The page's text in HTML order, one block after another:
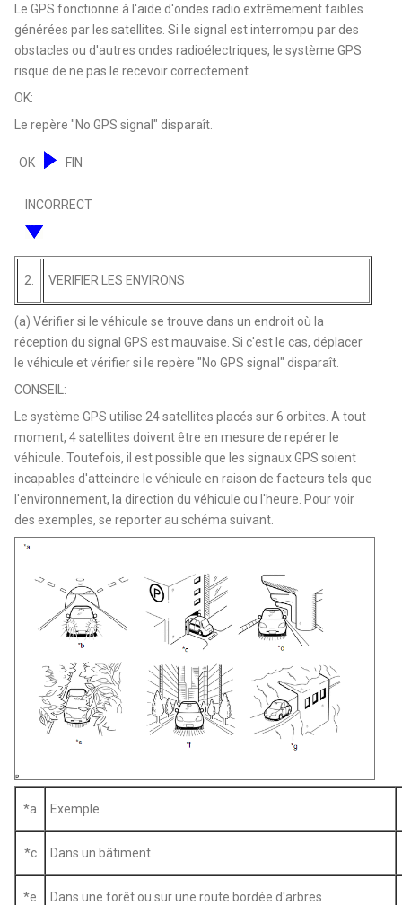
Le GPS fonctionne à l'aide d'ondes radio extrêmement faibles
générées par les satellites. Si le signal est interrompu par des
obstacles ou d'autres ondes radioélectriques, le système GPS
risque de ne pas le recevoir correctement.
OK:
Le repère "No GPS signal" disparaît.
OK FIN
INCORRECT
2. VERIFIER LES ENVIRONS
(a) Vérifier si le véhicule se trouve dans un endroit où la
réception du signal GPS est mauvaise. Si c'est le cas, déplacer
le véhicule et vérifier si le repère "No GPS signal" disparaît.
CONSEIL:
Le système GPS utilise 24 satellites placés sur 6 orbites. A tout
moment, 4 satellites doivent être en mesure de repérer le
véhicule. Toutefois, il est possible que les signaux GPS soient
incapables d'atteindre le véhicule en raison de facteurs tels que
l'environnement, la direction du véhicule ou l'heure. Pour voir
des exemples, se reporter au schéma suivant.
*a Exemple
*c Dans un bâtiment
*e Dans une forêt ou sur une route bordée d'arbres